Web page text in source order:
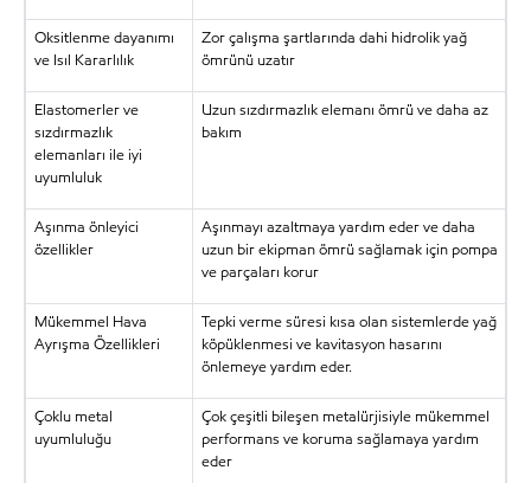
Oksitlenme dayanımı
ve Isıl Kararlılık
Zor çalışma şartlarında dahi hidrolik yağ
ömrünü uzatır
Elastomerler ve
sızdırmazlık
elemanları ile iyi
uyumluluk
Uzun sızdırmazlık elemanı ömrü ve daha az
bakım
Aşınma önleyici
özellikler
Aşınmayı azaltmaya yardım eder ve daha
uzun bir ekipman ömrü sağlamak için pompa
ve parçaları korur
Mükemmel Hava
Ayrışma Özellikleri
Tepki verme süresi kısa olan sistemlerde yağ
köpüklenmesi ve kavitasyon hasarını
önlemeye yardım eder.
Çoklu metal
uyumluluğu
Çok çeşitli bileşen metalürjisiyle mükemmel
performans ve koruma sağlamaya yardım
eder